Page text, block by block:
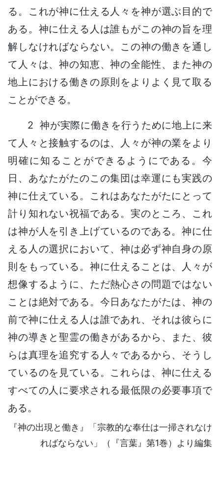
る。これが神に仕える人々を神が選ぶ目的で
ある。神に仕える人は誰もがこの神の旨を理
解しなければならない。この神の働きを通し
て人々は、神の知恵、神の全能性、また神の
地上における働きの原則をよりよく見て取る
ことができる。
2 神が実際に働きを行うために地上に来
て人々と接触するのは、人々が神の業をより
明確に知ることができるようにである。今
日、あなたがたのこの集団は幸運にも実践の
神に仕えている。これはあなたがたにとって
計り知れない祝福である。実のところ、これ
は神が人を引き上げているのである。神に仕
える人の選択において、神は必ず神自身の原
則をもっている。神に仕えることは、人々が
想像するように、ただ熱心さの問題ではない
ことは絶対である。今日あなたがたは、神の
前で神に仕える人は誰であれ、それは彼らに
神の導きと聖霊の働きがあるから、また、彼
らは真理を追究する人々であるから、そうし
ているのを見ている。これらは、神に仕える
すべての人に要求される最低限の必要事項で
ある。
『神の出現と働き』「宗教的な奉仕は一掃されなけ
ればならない」（『言葉』第1巻）より編集